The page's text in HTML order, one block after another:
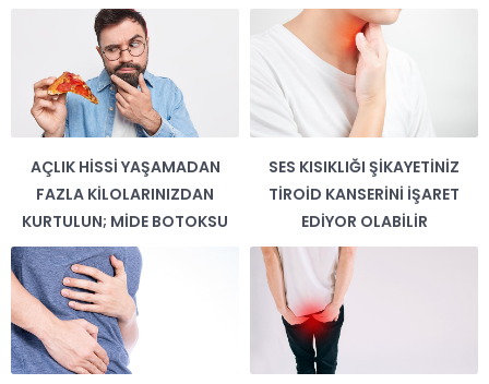
AÇLIK HISSI YAŞAMADAN
FAZLA KILOLARINIZDAN
KURTULUN; MIDE BOTOKSU
SES KISIKLIĞI ŞIKAYETINIZ
TIROID KANSERINI İŞARET
EDIYOR OLABILIR